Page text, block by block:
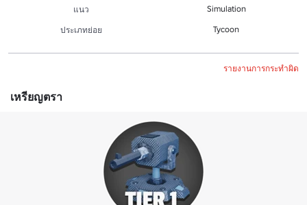
แนว
Simulation
ประเภทย่อย Tycoon
รายงานการกระทำผิด
เหรียญตรา